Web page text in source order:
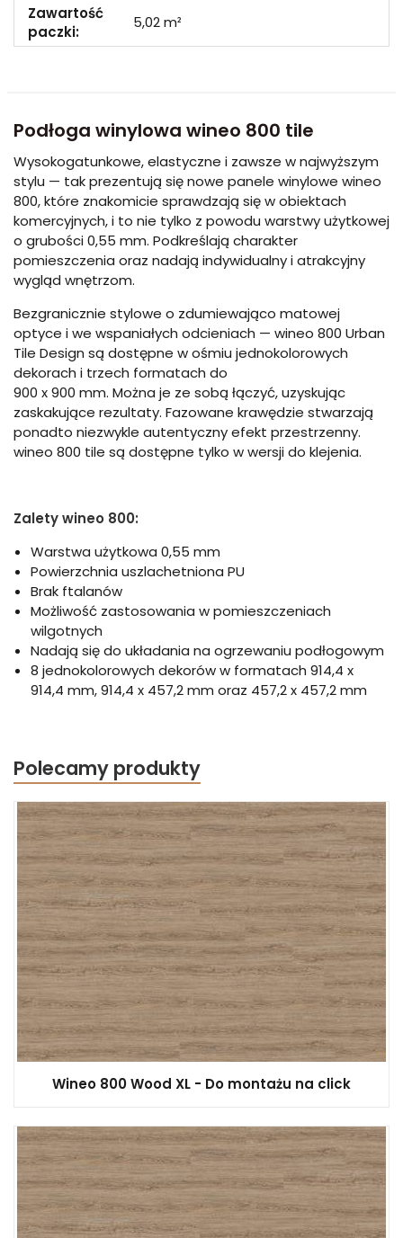
Zawartość
paczki:
5,02 m²
Podłoga winylowa wineo 800 tile
Wysokogatunkowe, elastyczne i zawsze w najwyższym
stylu — tak prezentują się nowe panele winylowe wineo
800, które znakomicie sprawdzają się w obiektach
komercyjnych, i to nie tylko z powodu warstwy użytkowej
o grubości 0,55 mm. Podkreślają charakter
pomieszczenia oraz nadają indywidualny i atrakcyjny
wygląd wnętrzom.
Bezgranicznie stylowe o zdumiewająco matowej
optyce i we wspaniałych odcieniach — wineo 800 Urban
Tile Design są dostępne w ośmiu jednokolorowych
dekorach i trzech formatach do
900 x 900 mm. Można je ze sobą łączyć, uzyskując
zaskakujące rezultaty. Fazowane krawędzie stwarzają
ponadto niezwykle autentyczny efekt przestrzenny.
wineo 800 tile są dostępne tylko w wersji do klejenia.
Zalety wineo 800:
Warstwa użytkowa 0,55 mm
Powierzchnia uszlachetniona PU
Brak ftalanów
Możliwość zastosowania w pomieszczeniach
wilgotnych
Nadają się do układania na ogrzewaniu podłogowym
8 jednokolorowych dekorów w formatach 914,4 x
914,4 mm, 914,4 x 457,2 mm oraz 457,2 x 457,2 mm
Polecamy produkty
Wineo 800 Wood XL - Do montażu na click